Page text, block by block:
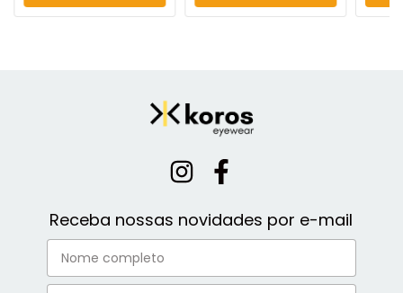
Receba nossas novidades por e-mail